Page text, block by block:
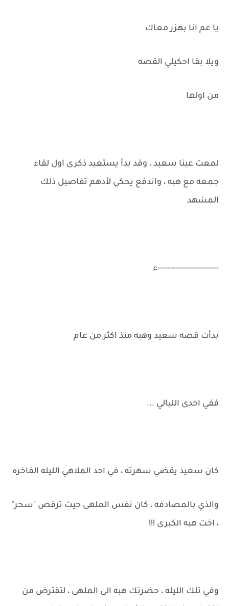
يا عم انا بهزر معاك
ويلا بقا احكيلي القصه
من اولها
لمعت عينا سعيد ، وقد بدأ يستعيد ذكرى اول لقاء
جمعه مع هبه ، واندفع يحكي لأدهم تفاصيل ذلك
المشهد
------------------------ء
بدأت قصه سعيد وهبه منذ اكثر من عام
ففي احدى الليالي ...
كان سعيد يقضي سهرته ، في احد الملاهي الليله الفاخره
والذي بالمصادفه ، كان نفس الملهى حيث ترقص "سحر"
، اخت هبه الكبرى !!!
وفي تلك الليله ، حضرتك هبه الى الملهى ، لتقترض من